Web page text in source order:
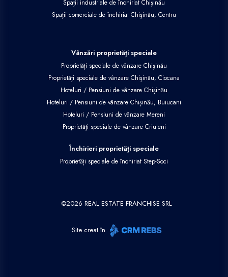
Spații industriale de închiriat Chișinău
Spații comerciale de închiriat Chișinău, Centru
Vânzări proprietăți speciale
Proprietăți speciale de vânzare Chișinău
Proprietăți speciale de vânzare Chișinău, Ciocana
Hoteluri / Pensiuni de vânzare Chișinău
Hoteluri / Pensiuni de vânzare Chișinău, Buiucani
Hoteluri / Pensiuni de vânzare Mereni
Proprietăți speciale de vânzare Criuleni
Închirieri proprietăți speciale
Proprietăți speciale de închiriat Step-Soci
©2026 REAL ESTATE FRANCHISE SRL
Site creat în